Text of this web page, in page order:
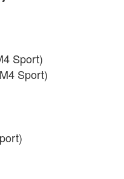
Sport)
Sport)